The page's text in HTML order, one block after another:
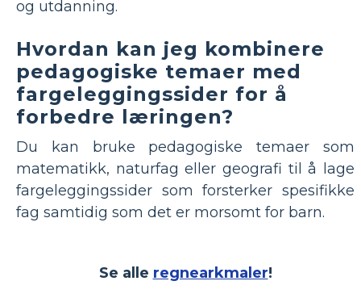
og utdanning.
Hvordan kan jeg kombinere
pedagogiske temaer med
fargeleggingssider for å
forbedre læringen?
Du kan bruke pedagogiske temaer som
matematikk, naturfag eller geografi til å lage
fargeleggingssider som forsterker spesifikke
fag samtidig som det er morsomt for barn.
Se alle regnearkmaler!